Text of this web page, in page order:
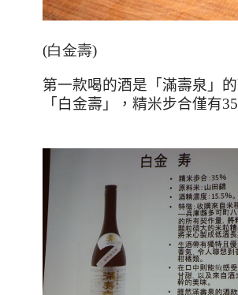
(白金壽)
第一款喝的酒是「滿壽泉」
「白金壽」，精米步合僅有